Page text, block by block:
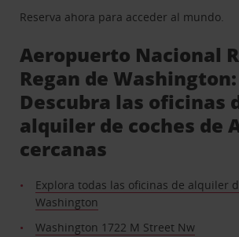
Reserva ahora para acceder al mundo.
Aeropuerto Nacional
Regan de Washington:
Descubra las oficinas
alquiler de coches de
cercanas
Explora todas las oficinas de alquiler
Washington
Washington 1722 M Street Nw